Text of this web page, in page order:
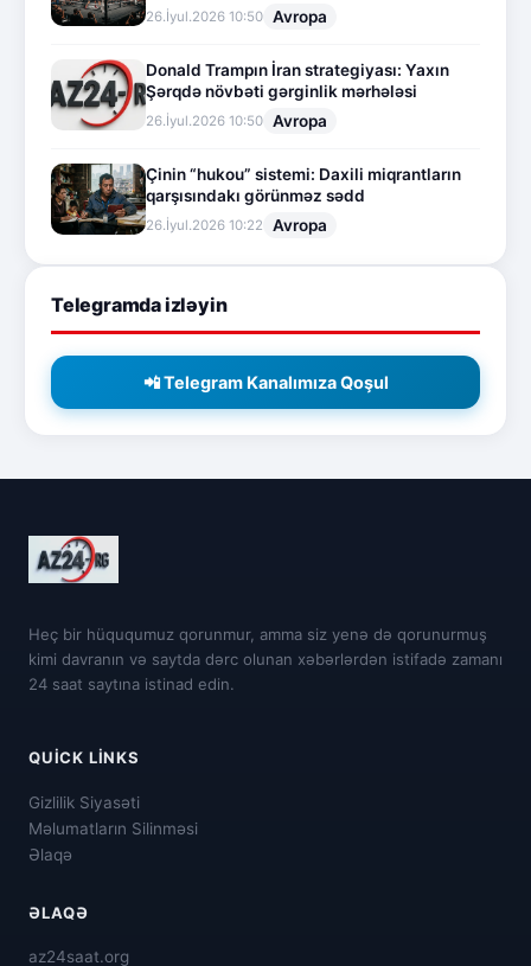
26.İyul.2026 10:50 Avropa
Donald Trampın İran strategiyası: Yaxın
Şərqdə növbəti gərginlik mərhələsi
26.İyul.2026 10:50 Avropa
Çinin “hukou” sistemi: Daxili miqrantların
qarşısındakı görünməz sədd
26.İyul.2026 10:22 Avropa
Telegramda izləyin
📲 Telegram Kanalımıza Qoşul
Heç bir hüququmuz qorunmur, amma siz yenə də qorunurmuş
kimi davranın və saytda dərc olunan xəbərlərdən istifadə zamanı
24 saat saytına istinad edin.
QUICK LINKS
Gizlilik Siyasəti
Məlumatların Silinməsi
Əlaqə
ƏLAQƏ
az24saat.org